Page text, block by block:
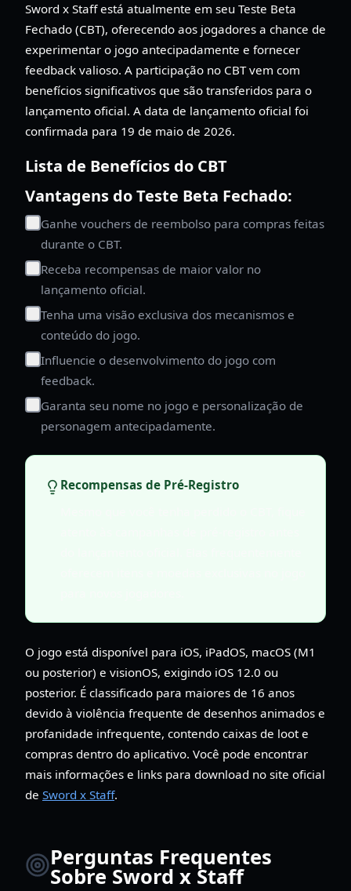
Sword x Staff está atualmente em seu Teste Beta
Fechado (CBT), oferecendo aos jogadores a chance de
experimentar o jogo antecipadamente e fornecer
feedback valioso. A participação no CBT vem com
benefícios significativos que são transferidos para o
lançamento oficial. A data de lançamento oficial foi
confirmada para 19 de maio de 2026.
Lista de Benefícios do CBT
Vantagens do Teste Beta Fechado:
Ganhe vouchers de reembolso para compras feitas
durante o CBT.
Receba recompensas de maior valor no
lançamento oficial.
Tenha uma visão exclusiva dos mecanismos e
conteúdo do jogo.
Influencie o desenvolvimento do jogo com
feedback.
Garanta seu nome no jogo e personalização de
personagem antecipadamente.
Recompensas de Pré-Registro
O jogo está disponível para iOS, iPadOS, macOS (M1
ou posterior) e visionOS, exigindo iOS 12.0 ou
posterior. É classificado para maiores de 16 anos
devido à violência frequente de desenhos animados e
profanidade infrequente, contendo caixas de loot e
compras dentro do aplicativo. Você pode encontrar
mais informações e links para download no site oficial
de Sword x Staff.
Perguntas Frequentes
Sobre Sword x Staff